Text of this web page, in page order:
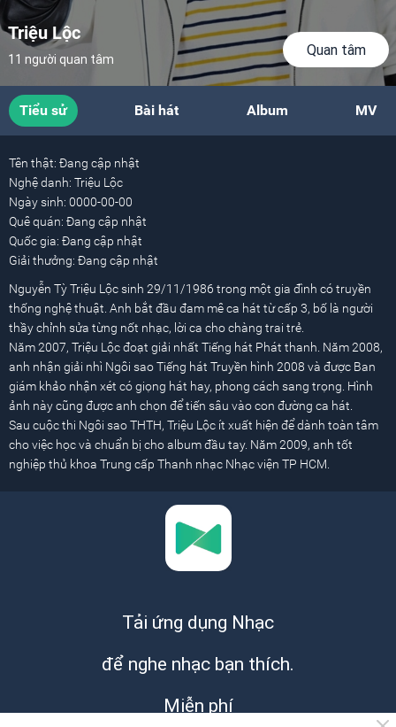
Triệu Lộc
11 người quan tâm
Quan tâm
Tiểu sử Bài hát Album MV
Tên thật: Đang cập nhật
Nghệ danh: Triệu Lộc
Ngày sinh: 0000-00-00
Quê quán: Đang cập nhật
Quốc gia: Đang cập nhật
Giải thưởng: Đang cập nhật
Nguyễn Tỳ Triệu Lộc sinh 29/11/1986 trong một gia đình có truyền
thống nghệ thuật. Anh bắt đầu đam mê ca hát từ cấp 3, bố là người
thầy chỉnh sửa từng nốt nhạc, lời ca cho chàng trai trẻ.
Năm 2007, Triệu Lộc đoạt giải nhất Tiếng hát Phát thanh. Năm 2008,
anh nhận giải nhì Ngôi sao Tiếng hát Truyền hình 2008 và được Ban
giám khảo nhận xét có giọng hát hay, phong cách sang trọng. Hình
ảnh này cũng được anh chọn để tiến sâu vào con đường ca hát.
Sau cuộc thi Ngôi sao THTH, Triệu Lộc ít xuất hiện để dành toàn tâm
cho việc học và chuẩn bị cho album đầu tay. Năm 2009, anh tốt
nghiệp thủ khoa Trung cấp Thanh nhạc Nhạc viện TP HCM.
Tải ứng dụng Nhạc
để nghe nhạc bạn thích.
Miễn phí